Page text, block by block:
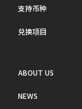
支持币种
兑换项目
ABOUT US
NEWS